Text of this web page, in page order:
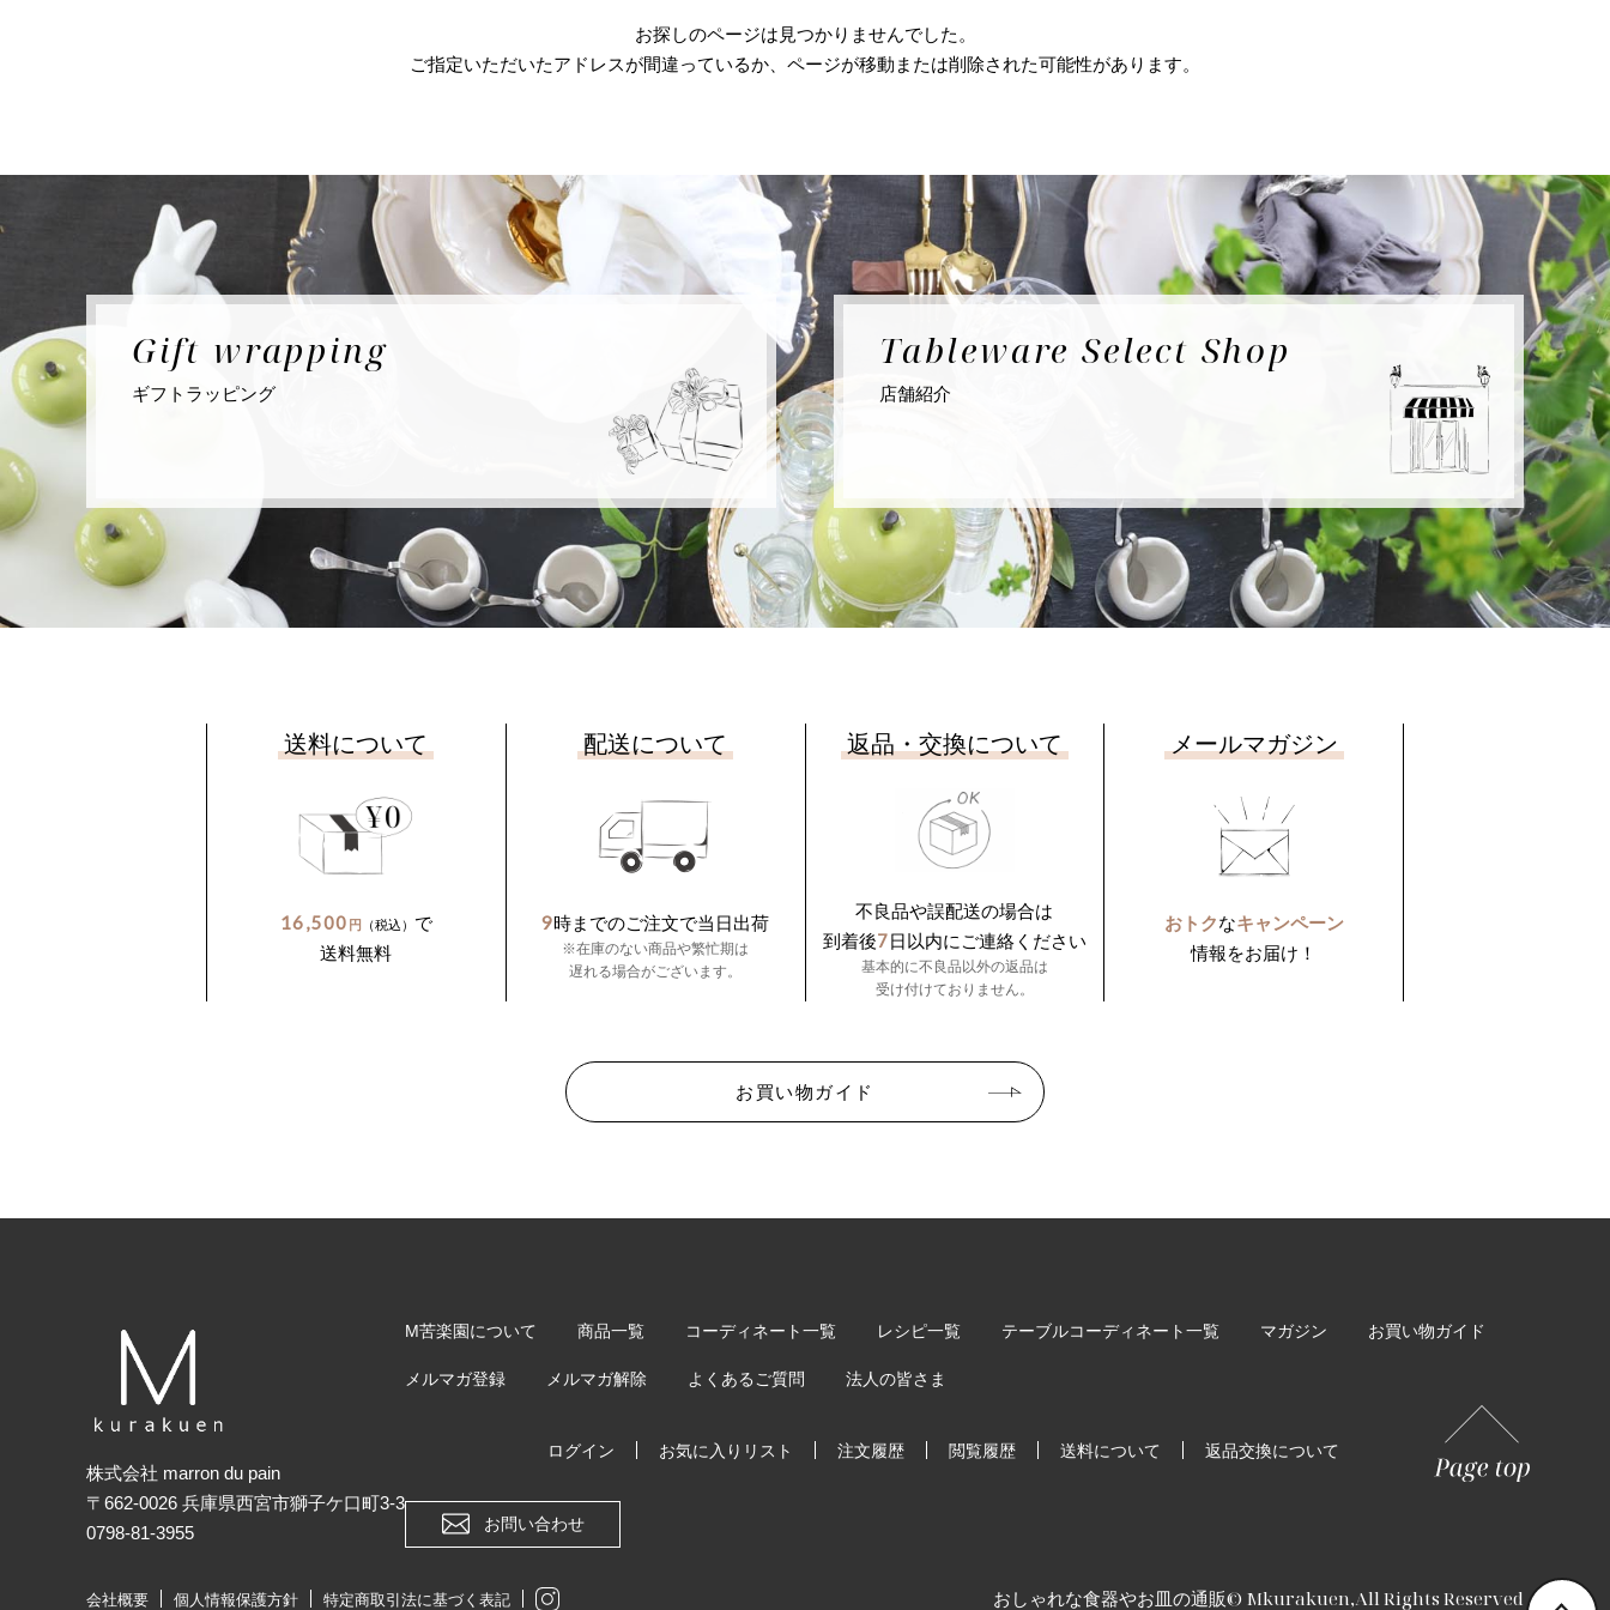
お探しのページは見つかりませんでした。
ご指定いただいたアドレスが間違っているか、ページが移動または削除された可能性があります。
Gift wrapping
ギフト ラッピング
TablewareSelect Shop
店舗紹介
送料について
16,500 円 （税込） で
送料無料
配送について
9時までのご注文で当日出荷
※在庫のない商品や繁忙期は
遅れる場合がございます。
返品・交換について
不良品や誤配送の場合は
到着後7日以内にご連絡ください
基本的に不良品以外の返品は
受け付けておりません。
メールマガジン
おトクなキャンペーン
情報をお届け！
お買い物ガイド
株式会社 marron du pain
〒662-0026 兵庫県西宮市獅子ケ口町3-3
0798-81-3955
M苦楽園について 商品一覧 コーディネート一覧 レシピ一覧 テーブルコーディネート一覧 マガジン お買い物ガイド
メルマガ登録 メルマガ解除 よくあるご質問 法人の皆さま
ログイン お気に入りリスト 注文履歴 閲覧履歴 送料について 返品交換について
お問い合わせ
会社概要 個人情報保護方針 特定商取引法に基づく表記 おしゃれな食器やお皿の通販© Mkurakuen,All Rights Reserved